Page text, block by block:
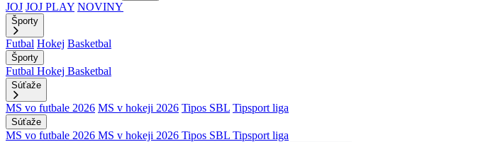
JOJ JOJ PLAY NOVINY
Športy
Futbal Hokej Basketbal
Športy
Futbal Hokej Basketbal
Súťaže
MS vo futbale 2026 MS v hokeji 2026 Tipos SBL Tipsport liga
Súťaže
MS vo futbale 2026 MS v hokeji 2026 Tipos SBL Tipsport liga